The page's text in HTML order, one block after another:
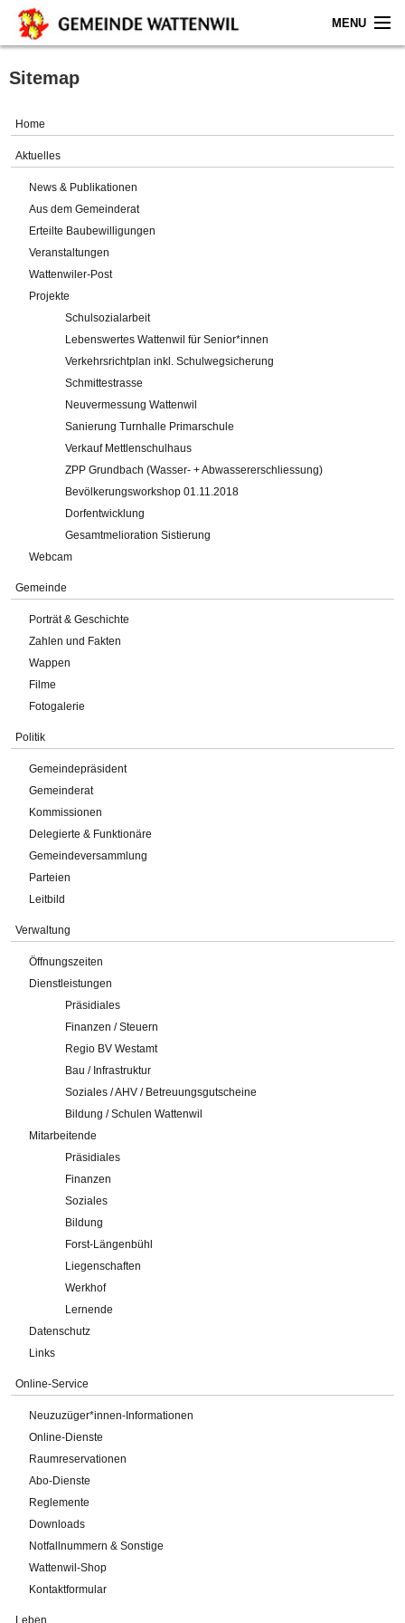
MENU
Home
Gemeinde
Verwaltung
Online-Service
Impressum
Sitemap
Home
Aktuelles
News & Publikationen
Aus dem Gemeinderat
Erteilte Baubewilligungen
Veranstaltungen
Wattenwiler-Post
Projekte
Schulsozialarbeit
Lebenswertes Wattenwil für Senior*innen
Verkehrsrichtplan inkl. Schulwegsicherung
Schmittestrasse
Neuvermessung Wattenwil
Sanierung Turnhalle Primarschule
Verkauf Mettlenschulhaus
ZPP Grundbach (Wasser- + Abwassererschliessung)
Bevölkerungsworkshop 01.11.2018
Dorfentwicklung
Gesamtmelioration Sistierung
Webcam
Gemeinde
Porträt & Geschichte
Zahlen und Fakten
Wappen
Filme
Fotogalerie
Politik
Gemeindepräsident
Gemeinderat
Kommissionen
Delegierte & Funktionäre
Gemeindeversammlung
Parteien
Leitbild
Verwaltung
Öffnungszeiten
Dienstleistungen
Präsidiales
Finanzen / Steuern
Regio BV Westamt
Bau / Infrastruktur
Soziales / AHV / Betreuungsgutscheine
Bildung / Schulen Wattenwil
Mitarbeitende
Präsidiales
Finanzen
Soziales
Bildung
Forst-Längenbühl
Liegenschaften
Werkhof
Lernende
Datenschutz
Links
Online-Service
Neuzuzüger*innen-Informationen
Online-Dienste
Raumreservationen
Abo-Dienste
Reglemente
Downloads
Notfallnummern & Sonstige
Wattenwil-Shop
Kontaktformular
Leben